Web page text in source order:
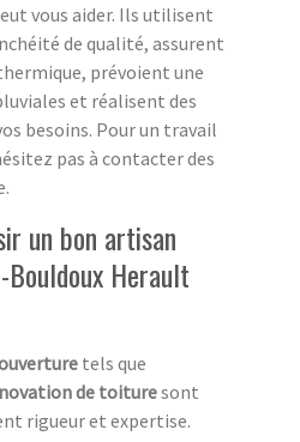
vous aider. Ils utilisent
de qualité, assurent
prévoient une
et réalisent des
besoins. Pour un travail
pas à contacter des
un bon artisan
Herault
tels que
de toituresont
rigueur et expertise.